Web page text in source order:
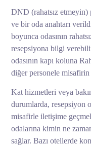
DND (rahatsız etmeyin)
ve bir oda anahtarı
boyunca odasının
resepsiyona bilgi
odasının kapı koluna
diğer personele
Kat hizmetleri veya
durumlarda, resepsiyon
misafirle iletişime
odalarına kimin ne
sağlar. Bazı otellerde